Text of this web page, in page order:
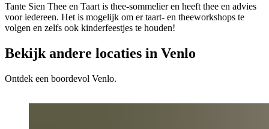
Tante Sien Thee en Taart is thee-sommelier en heeft thee en advies
voor iedereen. Het is mogelijk om er taart- en theeworkshops te
volgen en zelfs ook kinderfeestjes te houden!
Bekijk andere locaties in Venlo
Ontdek een boordevol Venlo.